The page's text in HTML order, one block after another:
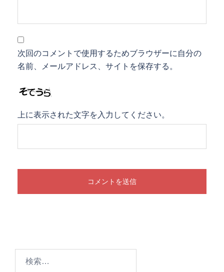
次回のコメントで使用するためブラウザーに自分の
名前、メールアドレス、サイトを保存する。
上に表示された文字を入力してください。